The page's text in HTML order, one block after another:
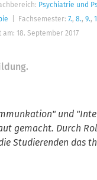
Psychiatrie und
| Fachsemester: 7., 8., 9.,
am: 18. September 2017
und
gemacht. Durch
Studierenden das